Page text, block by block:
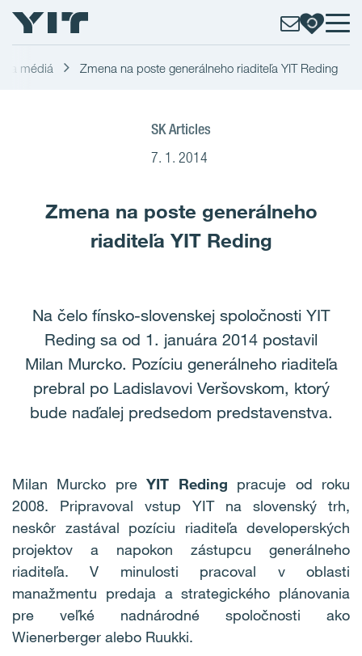
a médiá Zmena na poste generálneho riaditeľa YIT Reding
SK Articles
7. 1. 2014
Zmena na poste generálneho
riaditeľa YIT Reding
Na čelo fínsko-slovenskej spoločnosti YIT
Reding sa od 1. januára 2014 postavil
Milan Murcko. Pozíciu generálneho riaditeľa
prebral po Ladislavovi Veršovskom, ktorý
bude naďalej predsedom predstavenstva.
Milan Murcko preYIT Reding pracuje od roku
2008. Pripravoval vstup YIT na slovenský trh,
neskôr zastával pozíciu riaditeľa developerských
projektov a napokon zástupcu generálneho
riaditeľa. V minulosti pracoval v oblasti
manažmentu predaja a strategického plánovania
pre veľké nadnárodné spoločnosti ako
Wienerberger alebo Ruukki.